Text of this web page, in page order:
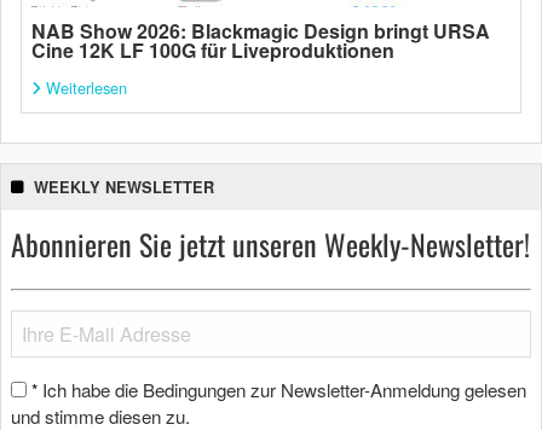
NAB Show 2026: Blackmagic Design bringt URSA
Cine 12K LF 100G für Liveproduktionen
Weiterlesen
WEEKLY NEWSLETTER
Abonnieren Sie jetzt unseren Weekly-Newsletter!
* Ich habe die Bedingungen zur Newsletter-Anmeldung gelesen
und stimme diesen zu.